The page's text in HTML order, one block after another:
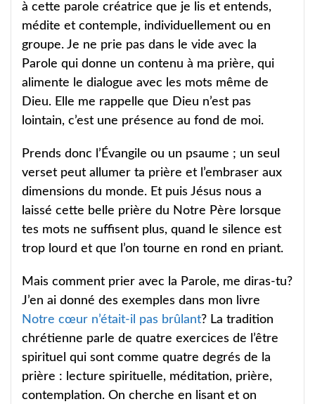
à cette parole créatrice que je lis et entends,
médite et contemple, individuellement ou en
groupe. Je ne prie pas dans le vide avec la
Parole qui donne un contenu à ma prière, qui
alimente le dialogue avec les mots même de
Dieu. Elle me rappelle que Dieu n’est pas
lointain, c’est une présence au fond de moi.
Prends donc l’Évangile ou un psaume ; un seul
verset peut allumer ta prière et l’embraser aux
dimensions du monde. Et puis Jésus nous a
laissé cette belle prière du Notre Père lorsque
tes mots ne suffisent plus, quand le silence est
trop lourd et que l’on tourne en rond en priant.
Mais comment prier avec la Parole, me diras-tu?
J’en ai donné des exemples dans mon livre
Notre cœur n’était-il pas brûlant? La tradition
chrétienne parle de quatre exercices de l’être
spirituel qui sont comme quatre degrés de la
prière : lecture spirituelle, méditation, prière,
contemplation. On cherche en lisant et on